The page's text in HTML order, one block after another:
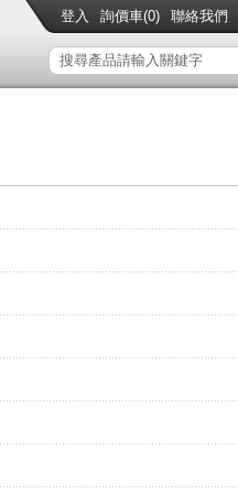
登入 詢價車(0) 聯絡我們